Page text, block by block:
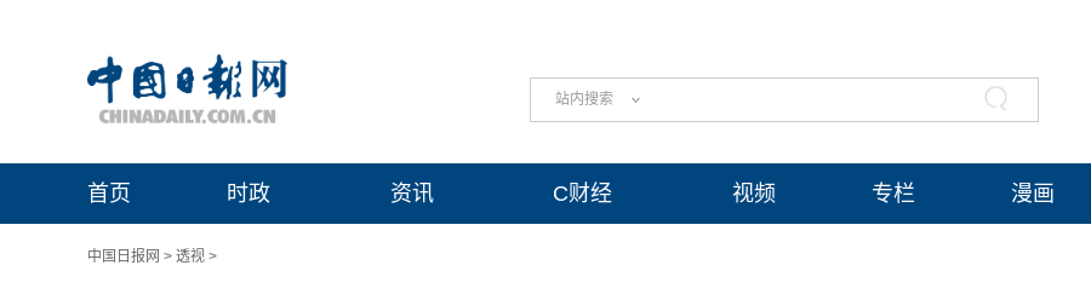
站内搜索
首页 时政 资讯 C财经 视频 专栏 漫画
中国日报网 > 透视 >